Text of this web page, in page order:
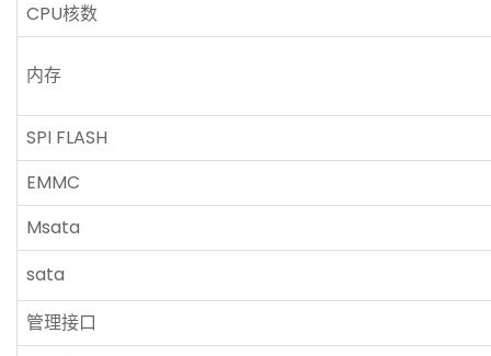
CPU核数
内存
SPI FLASH
EMMC
Msata
sata
管理接口